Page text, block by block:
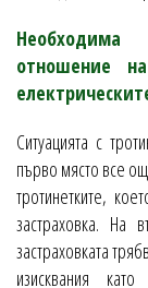
Необходима
отношение
Ситуацията с
първо място все
тротинетките,
застраховка. На
застраховката
изисквания